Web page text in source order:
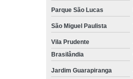
Parque São Lucas
São Miguel Paulista
Vila Prudente
Brasilândia
Jardim Guarapiranga